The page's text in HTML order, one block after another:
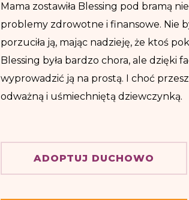
Mama zostawiła Blessing pod bramą
problemy zdrowotne i finansowe. Nie
porzuciła ją, mając nadzieję, że ktoś
Blessing była bardzo chora, ale dzięki
wyprowadzić ją na prostą. I choć
odważną i uśmiechniętą dziewczynką.
ADOPTUJ DUCHOWO